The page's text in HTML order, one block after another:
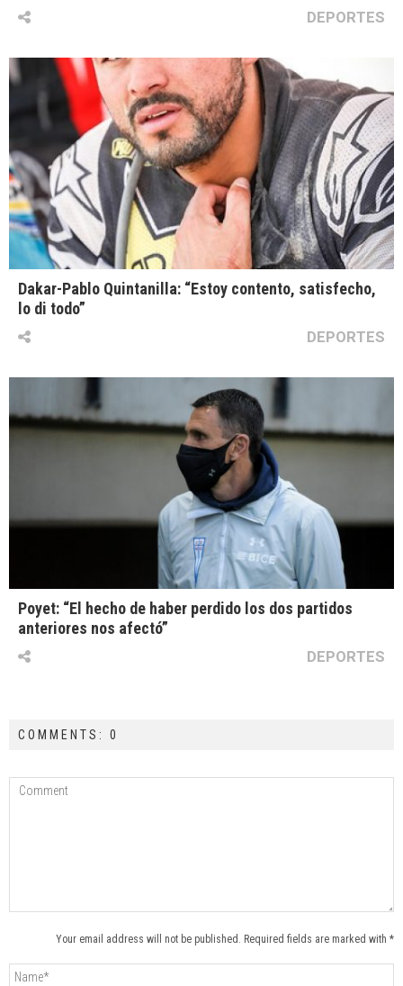
DEPORTES
Dakar-Pablo Quintanilla: “Estoy contento, satisfecho,
lo di todo”
DEPORTES
Poyet: “El hecho de haber perdido los dos partidos
anteriores nos afectó”
DEPORTES
COMMENTS: 0
Your email address will not be published. Required fields are marked with *